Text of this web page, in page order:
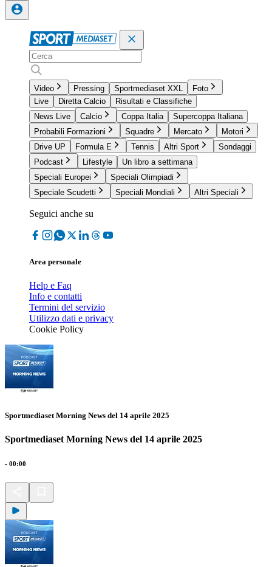
Video Pressing Sportmediaset XXL
Foto
Live
Diretta Calcio
Risultati e Classifiche
News Live
Calcio Coppa Italia
Supercoppa Italiana
Probabili Formazioni
Squadre Mercato
Motori
Drive UP
Formula E Tennis Altri Sport
Sondaggi
Podcast
Lifestyle
Un libro a settimana
Speciali Europei
Speciali Olimpiadi
Speciale Scudetti
Speciali Mondiali Altri Speciali
Seguici anche su
Area personale
Help e Faq
Info e contatti
Termini del servizio
Utilizzo dati e privacy
Cookie Policy
Sportmediaset Morning News del 14 aprile 2025
Sportmediaset Morning News del 14 aprile 2025
- 00:00